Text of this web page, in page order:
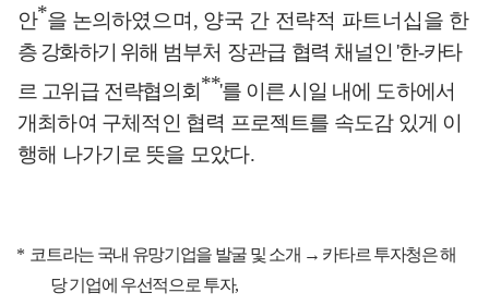
안*을 논의하였으며 , 양국 간 전략적 파트너십을 한
층 강화하기 위해 범부처 장관급 협력 채널인'한-카타
르 고위급 전략협의회 **'를 이른시일 내에 도하에서
개최하여 구체적인 협력 프로젝트를 속도감 있게 이
행해 나가기 로 뜻을 모았다.
* 코트라는 국내 유망기업을 발굴 및 소개 → 카타르 투자청은 해
당 기업에 우선적으로 투자,